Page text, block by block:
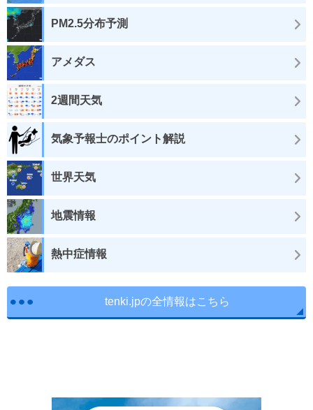
PM2.5分布予測
アメダス
2週間天気
気象予報士のポイント解説
世界天気
地震情報
熱中症情報
tenki.jpの全情報はこちら